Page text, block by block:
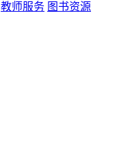
教师服务 图书资源